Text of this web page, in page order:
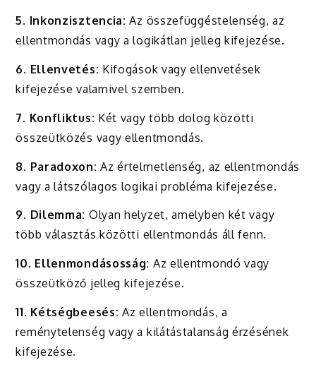
5. Inkonzisztencia: Az összefüggéstelenség, az
ellentmondás vagy a logikátlan jelleg kifejezése.
6. Ellenvetés: Kifogások vagy ellenvetések
kifejezése valamivel szemben.
7. Konfliktus: Két vagy több dolog közötti
összeütközés vagy ellentmondás.
8. Paradoxon: Az értelmetlenség, az ellentmondás
vagy a látszólagos logikai probléma kifejezése.
9. Dilemma: Olyan helyzet, amelyben két vagy
több választás közötti ellentmondás áll fenn.
10. Ellenmondásosság: Az ellentmondó vagy
összeütköző jelleg kifejezése.
11. Kétségbeesés: Az ellentmondás, a
reménytelenség vagy a kilátástalanság érzésének
kifejezése.